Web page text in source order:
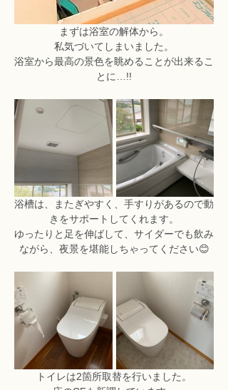
まずは浴室の解体から。
私気づいてしまいました。
浴室から最高の景色を眺めることが出来るこ
とに…!!
浴槽は、またぎやすく、手すりがあるので動
きをサポートしてくれます。
ゆったりと足を伸ばして、サイダーでも飲み
ながら、夜景を堪能しちゃってください😊
トイレは2箇所取替を行いました。